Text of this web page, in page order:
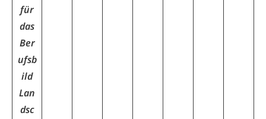
für
das
Ber
ufsb
ild
Lan
dsc